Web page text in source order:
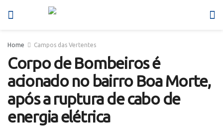
Home Campos das Vertentes
Corpo de Bombeiros é
acionado no bairro Boa Morte,
após a ruptura de cabo de
energia elétrica